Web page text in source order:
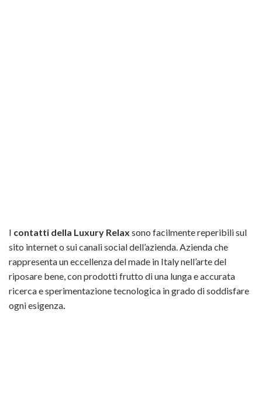
I contatti della Luxury Relax sono facilmente reperibili sul
sito internet o sui canali social dell’azienda. Azienda che
rappresenta un eccellenza del made in Italy nell’arte del
riposare bene, con prodotti frutto di una lunga e accurata
ricerca e sperimentazione tecnologica in grado di soddisfare
ogni esigenza